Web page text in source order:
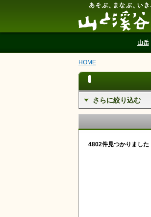
山岳
HOME
さらに絞り込む
4802件見つかりました